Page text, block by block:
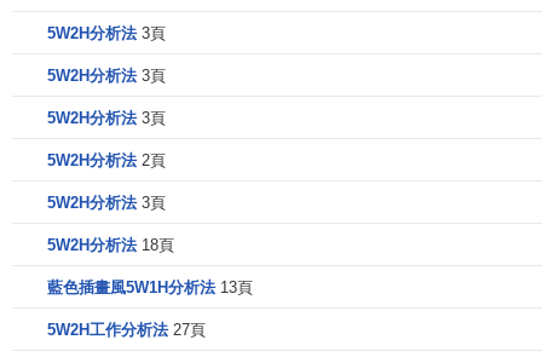
手段也就是工藝方法，例如，現在我們是怎樣乾的？為
什麼用這種方法來乾？有沒有別的方法可以乾？到底應該怎
5W1H分析法分析的四種技巧
取消
工序。
合併
5W2H分析法 3頁
5W2H分析法 3頁
5W2H分析法 3頁
5W2H分析法 2頁
5W2H分析法 3頁
5W2H分析法 18頁
藍色插畫風5W1H分析法 13頁
5W2H工作分析法 27頁